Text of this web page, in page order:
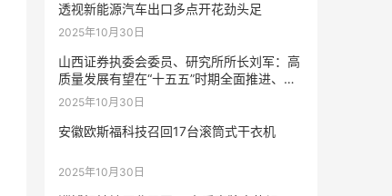
透视新能源汽车出口多点开花劲头足
2025年10月30日
山西证券执委会委员、研究所所长刘军：高
质量发展有望在“十五五”时期全面推进、持
续提升
2025年10月30日
安徽欧斯福科技召回17台滚筒式干衣机
2025年10月30日